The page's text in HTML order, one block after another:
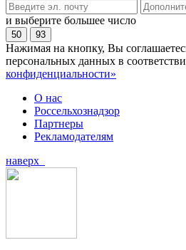
и выберите большее число
50 93
Нажимая на кнопку, Вы
персональных данных в
конфиденциальности»
О нас
Россельхознадзор
Партнеры
Рекламодателям
наверх